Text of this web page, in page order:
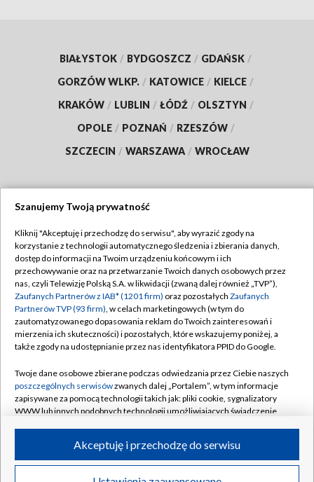
BIAŁYSTOK / BYDGOSZCZ / GDAŃSK /
GORZÓW WLKP. / KATOWICE / KIELCE /
KRAKÓW / LUBLIN / ŁÓDŹ / OLSZTYN /
OPOLE / POZNAŃ / RZESZÓW /
SZCZECIN / WARSZAWA / WROCŁAW
TVP
Abonament TVP
Emisja w TVP
Centrum informacji TVP
Naziemna Telewizja Cyfrowa
Rada Programowa
System NOS
Informacje o nadawcy
Program dla prasy
Regulamin TVP
Polityka prywatności
Moje zgody
Pomoc
Kontakt
Kanały
©2026 Telewizja Polska S.A. w likwidacji
Szanujemy Twoją prywatność
Kliknij "Akceptuję i przechodzę do serwisu", aby wyrazić zgody na
korzystanie z technologii automatycznego śledzenia i zbierania danych,
dostęp do informacji na Twoim urządzeniu końcowym i ich
przechowywanie oraz na przetwarzanie Twoich danych osobowych przez
nas, czyli Telewizję Polską S.A. w likwidacji (zwaną dalej również „TVP”),
Zaufanych Partnerów z IAB* (1201 firm) oraz pozostałych Zaufanych
Partnerów TVP (93 firm), w celach marketingowych (w tym do
zautomatyzowanego dopasowania reklam do Twoich zainteresowań i
mierzenia ich skuteczności) i pozostałych, które wskazujemy poniżej, a
także zgody na udostępnianie przez nas identyfikatora PPID do Google.
Twoje dane osobowe zbierane podczas odwiedzania przez Ciebie naszych
poszczególnych serwisówzwanych dalej „Portalem”, w tym informacje
zapisywane za pomocą technologii takich jak: pliki cookie, sygnalizatory
WWW lub innych podobnych technologii umożliwiających świadczenie
ruchu w Internecie.
Twoje dane osobowe zbierane podczas odwiedzania przez Ciebie
Akceptuję i przechodzę do serwisu